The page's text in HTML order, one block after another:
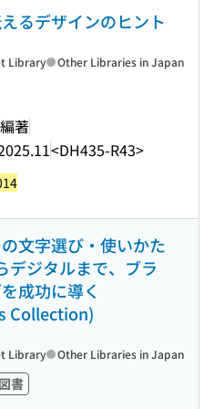
るデザインのヒント
著
<DH435-R43>
Library Other Libraries in Japan
文字選び・使いかた
デジタルまで、ブラ
成功に導く
Collection)
図書
Library Other Libraries in Japan